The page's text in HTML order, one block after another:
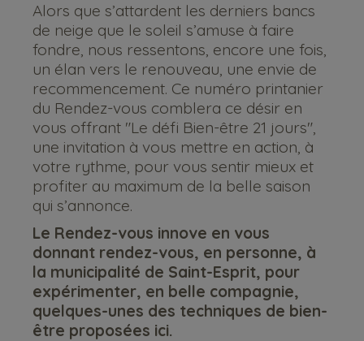
Alors que s’attardent les derniers bancs
de neige que le soleil s’amuse à faire
fondre, nous ressentons, encore une fois,
un élan vers le renouveau, une envie de
recommencement. Ce numéro printanier
du Rendez-vous comblera ce désir en
vous offrant "Le défi Bien-être 21 jours",
une invitation à vous mettre en action, à
votre rythme, pour vous sentir mieux et
profiter au maximum de la belle saison
qui s’annonce.
Le Rendez-vous innove en vous
donnant rendez-vous, en personne, à
la municipalité de Saint-Esprit, pour
expérimenter, en belle compagnie,
quelques-unes des techniques de bien-
être proposées ici.